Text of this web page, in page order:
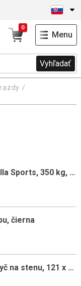
Vyhľadať
0
Menu
Čierne nástenné bradlá Gorilla Sports, 350 kg, oceľové
čierna
Gorilla Sports Vzpieračská tyč na stenu, 121 x 61 x 40 cm